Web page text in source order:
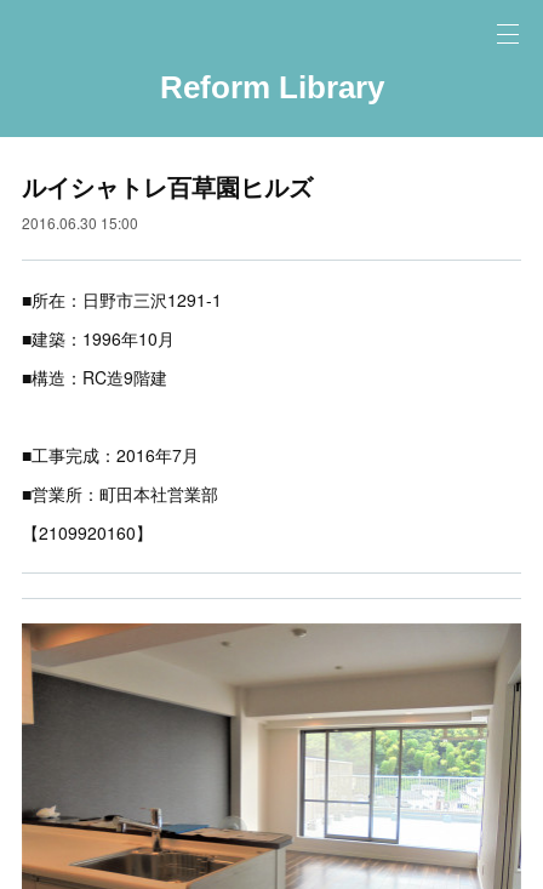
Reform Library
ルイシャトレ百草園ヒルズ
2016.06.30 15:00
■所在：日野市三沢1291-1
■建築：1996年10月
■構造：RC造9階建
■工事完成：2016年7月
■営業所：町田本社営業部
【2109920160】